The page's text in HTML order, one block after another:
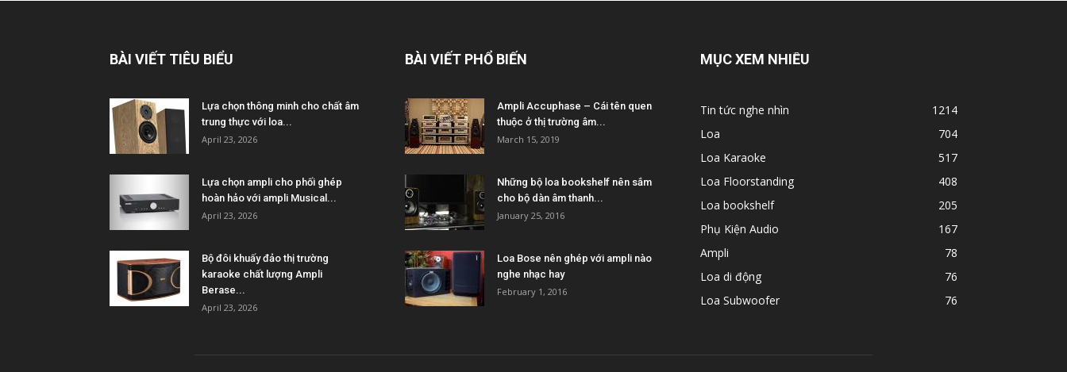
BÀI VIẾT TIÊU BIỂU
Lựa chọn thông minh cho chất âm
trung thực với loa...
April 23, 2026
Lựa chọn ampli cho phối ghép
hoàn hảo với ampli Musical...
April 23, 2026
Bộ đôi khuấy đảo thị trường
karaoke chất lượng Ampli
Berase...
April 23, 2026
BÀI VIẾT PHỔ BIẾN
Ampli Accuphase – Cái tên quen
thuộc ở thị trường âm...
March 15, 2019
Những bộ loa bookshelf nên sắm
cho bộ dàn âm thanh...
January 25, 2016
Loa Bose nên ghép với ampli nào
nghe nhạc hay
February 1, 2016
MỤC XEM NHIỀU
Tin tức nghe nhìn
1214
Loa
704
Loa Karaoke
517
Loa Floorstanding
408
Loa bookshelf
205
Phụ Kiện Audio
167
Ampli
78
Loa di động
76
Loa Subwoofer
76